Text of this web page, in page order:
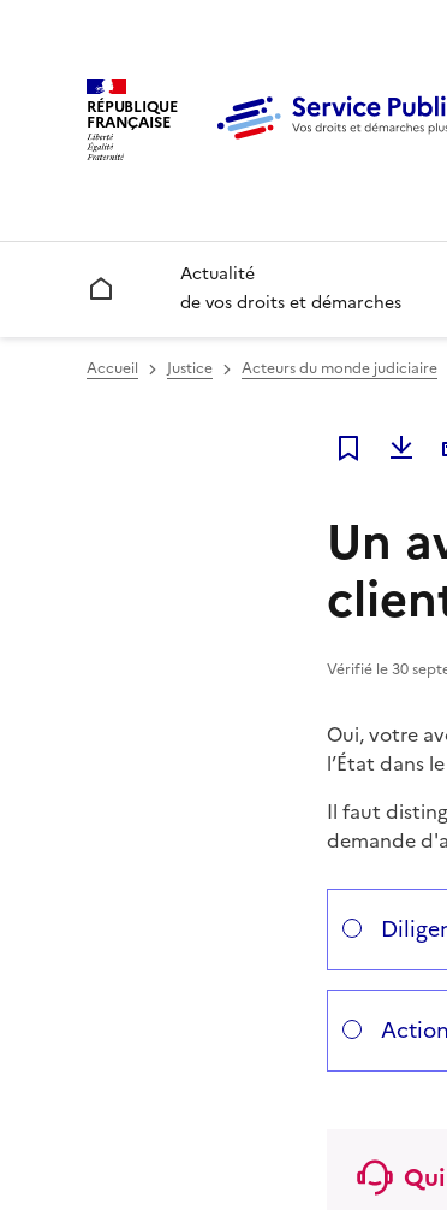
RÉPUBLIQUE
FRANÇAISE
Accueil
Actualité
de vos droits et démarches
Accueil Justice Acteurs du monde judiciaire
Ajouter à
Un
Vérifié le 30
Oui, votre
l’État dans
Il faut
demande
Répondez
Vous avez